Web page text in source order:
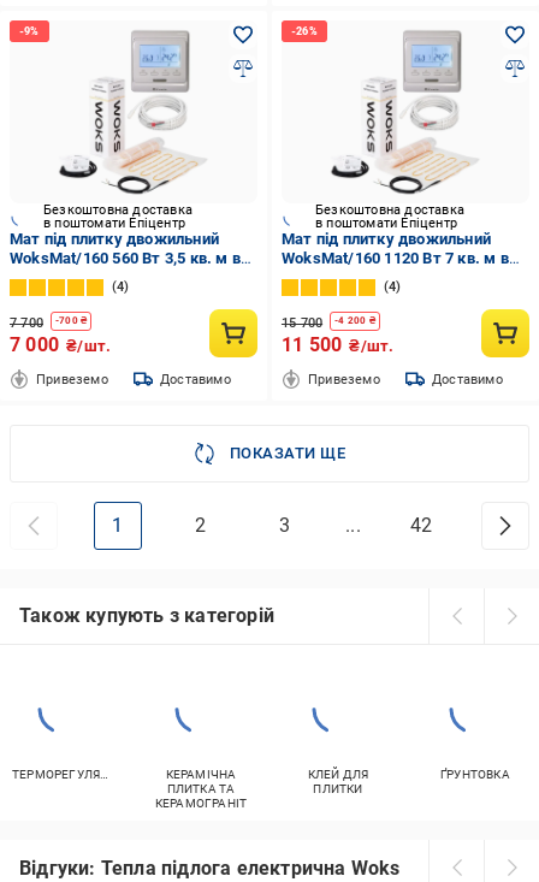
Безкоштовна доставка
в поштомати Епіцентр
Мат під плитку двожильний
WoksMat/160 560 Вт 3,5 кв. м в
комплекті з програмованим
терморегулятором (58767)
4
7 700 -700₴
7 000 ₴/шт.
Привеземо Доставимо
Безкоштовна доставка
в поштомати Епіцентр
Мат під плитку двожильний
WoksMat/160 1120 Вт 7 кв. м в
комплекті з програмованим
терморегулятором (5777)
4
15 700 -4 200 ₴
11 500 ₴/шт.
Привеземо Доставимо
ПОКАЗАТИ ЩЕ
1 2 3 ... 42
Також купують з категорій
КЕРАМІЧНА
ПЛИТКА ТА
КЕРАМОГРАНІТ
КЛЕЙ ДЛЯ
ПЛИТКИ
ҐРУНТОВКА
Відгуки: Тепла підлога електрична Woks